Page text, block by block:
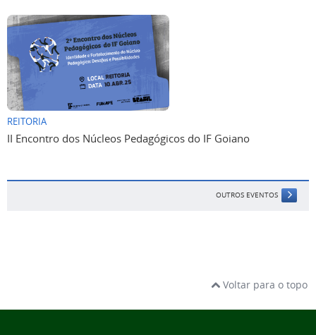
REITORIA
II Encontro dos Núcleos Pedagógicos do IF Goiano
OUTROS EVENTOS
Voltar para o topo